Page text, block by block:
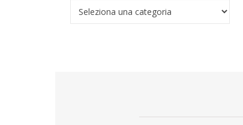
Ricerca per categorie: utilizza il menù a